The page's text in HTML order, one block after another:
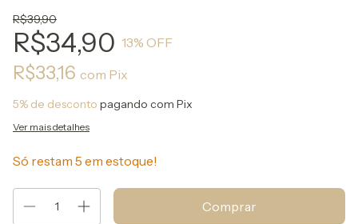
R$39,90
R$34,90 13% OFF
R$33,16 com Pix
5% de desconto pagando com Pix
Ver mais detalhes
Só restam 5 em estoque!